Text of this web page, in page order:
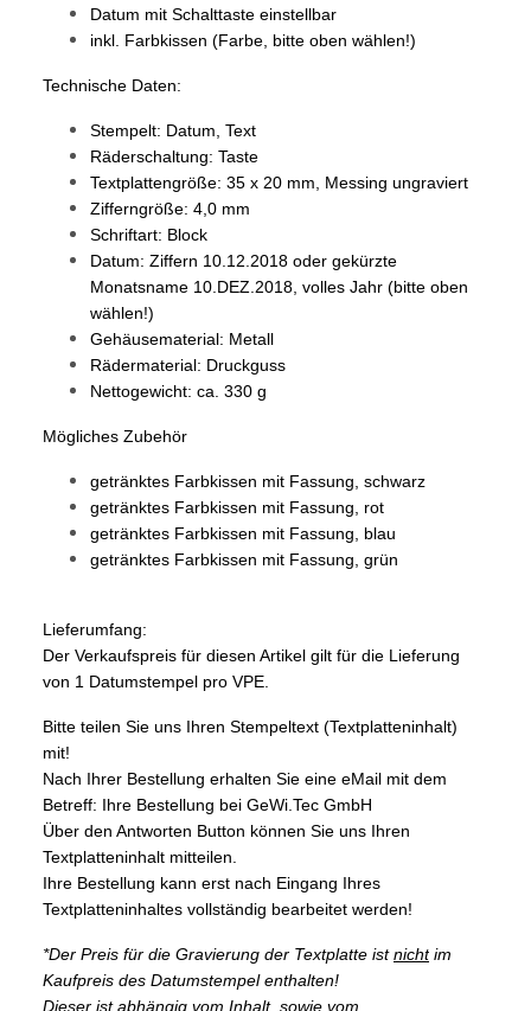
Datum mit Schalttaste einstellbar
inkl. Farbkissen (Farbe, bitte oben wählen!)
Technische Daten:
Stempelt: Datum, Text
Räderschaltung: Taste
Textplattengröße: 35 x 20 mm, Messing ungraviert
Zifferngröße: 4,0 mm
Schriftart: Block
Datum: Ziffern 10.12.2018 oder gekürzte
Monatsname 10.DEZ.2018, volles Jahr (bitte oben
wählen!)
Gehäusematerial: Metall
Rädermaterial: Druckguss
Nettogewicht: ca. 330 g
Mögliches Zubehör
getränktes Farbkissen mit Fassung, schwarz
getränktes Farbkissen mit Fassung, rot
getränktes Farbkissen mit Fassung, blau
getränktes Farbkissen mit Fassung, grün
Lieferumfang:
Der Verkaufspreis für diesen Artikel gilt für die Lieferung
von 1 Datumstempel pro VPE.
Bitte teilen Sie uns Ihren Stempeltext (Textplatteninhalt)
mit!
Nach Ihrer Bestellung erhalten Sie eine eMail mit dem
Betreff: Ihre Bestellung bei GeWi.Tec GmbH
Über den Antworten Button können Sie uns Ihren
Textplatteninhalt mitteilen.
Ihre Bestellung kann erst nach Eingang Ihres
Textplatteninhaltes vollständig bearbeitet werden!
*Der Preis für die Gravierung der Textplatte istnicht im
Kaufpreis des Datumstempel enthalten!
Dieser ist abhängig vom Inhalt, sowie vom